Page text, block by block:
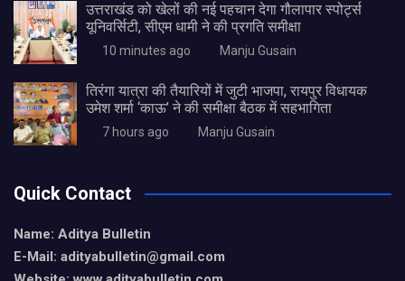
उत्तराखंड को खेलों की नई पहचान देगा गौलापार स्पोर्ट्स
यूनिवर्सिटी, सीएम धामी ने की प्रगति समीक्षा
10 minutes ago Manju Gusain
तिरंगा यात्रा की तैयारियों में जुटी भाजपा, रायपुर विधायक
उमेश शर्मा ‘काऊ’ ने की समीक्षा बैठक में सहभागिता
7 hours ago Manju Gusain
Quick Contact
Name: Aditya Bulletin
E-Mail: adityabulletin@gmail.com